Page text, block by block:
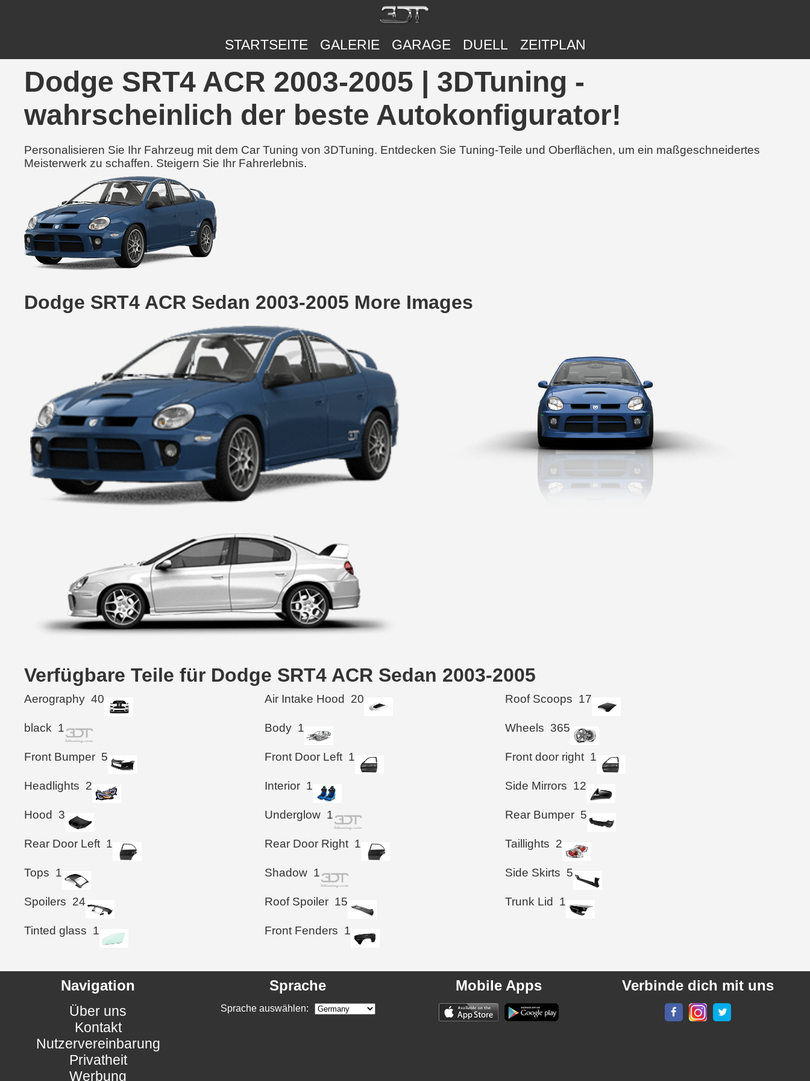
STARTSEITE GALERIE GARAGE DUELL ZEITPLAN
Dodge SRT4 ACR 2003-2005 | 3DTuning -
wahrscheinlich der beste Autokonfigurator!
Personalisieren Sie Ihr Fahrzeug mit dem Car Tuning von 3DTuning. Entdecken Sie Tuning-Teile und Oberflächen, um ein maßgeschneidertes
Meisterwerk zu schaffen. Steigern Sie Ihr Fahrerlebnis.
Dodge SRT4 ACR Sedan 2003-2005 More Images
Verfügbare Teile für Dodge SRT4 ACR Sedan 2003-2005
Aerography 40 Air Intake Hood 20 Roof Scoops 17
black 1 Body 1 Wheels 365
Front Bumper 5 Front Door Left 1 Front door right 1
Headlights 2 Interior 1 Side Mirrors 12
Hood 3 Underglow 1 Rear Bumper 5
Rear Door Left 1 Rear Door Right 1 Taillights 2
Tops 1 Shadow 1 Side Skirts 5
Spoilers 24 Roof Spoiler 15 Trunk Lid 1
Tinted glass 1 Front Fenders 1
Navigation
Über uns
Kontakt
Nutzervereinbarung
Privatheit
Werbung
Sprache
Sprache auswählen:
Mobile Apps Verbinde dich mit uns